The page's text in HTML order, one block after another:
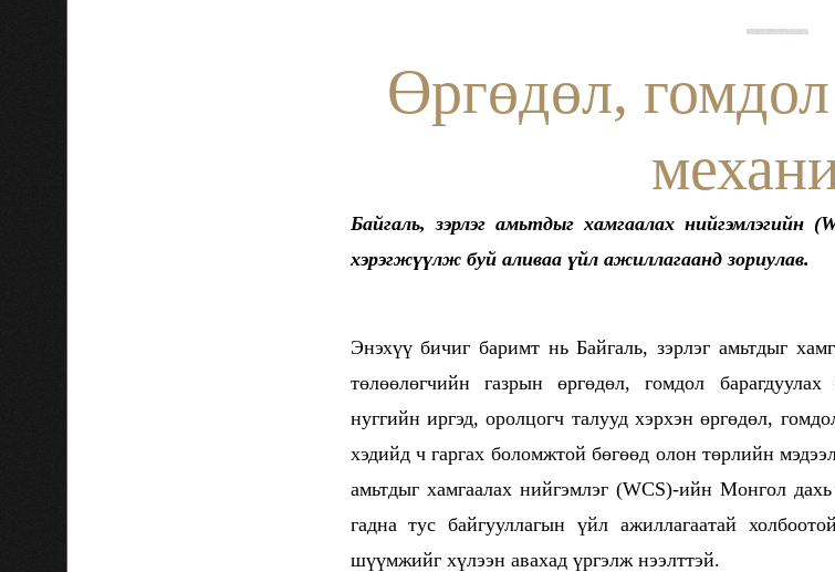
Өргөдөл,
Байгаль, зэрлэг амьтдыг хамгаалах нийгэмлэгийн
хэрэгжүүлж буй аливаа үйл ажиллагаанд зориулав.
Энэхүү бичиг баримт нь Байгаль, зэрлэг амьтдыг
төлөөлөгчийн газрын өргөдөл, гомдол
нуггийн иргэд, оролцогч талууд хэрхэн өргөдөл,
хэдийд ч гаргах боломжтой бөгөөд олон төрлийн
амьтдыг хамгаалах нийгэмлэг (WCS)-ийн Монгол
гадна тус байгууллагын үйл ажиллагаатай
шүүмжийг хүлээн авахад үргэлж нээлттэй.